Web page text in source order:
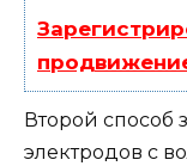
Второй способ
электродов с